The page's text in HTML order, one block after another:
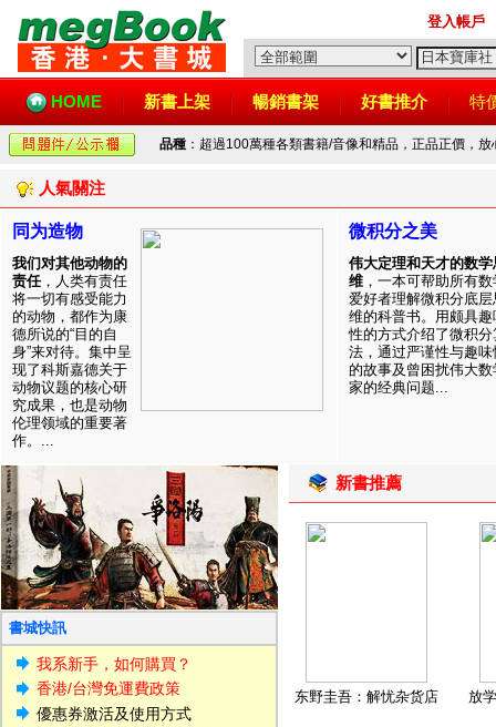
登入帳戶
HOME 新書上架 暢銷書架 好書推介 特
品種 ：超過100萬種各類書籍/音像和精品，正品正價，
人氣關注
同为造物
我们对其他动物的
责任，人类有责任
将一切有感受能力
的动物，都作为康
德所说的“目的自
身”来对待。集中呈
现了科斯嘉德关于
动物议题的核心研
究成果，也是动物
伦理领域的重要著
作。...
微积分之美
伟大定理和天才的数学
维 ，一本可帮助所有数
爱好者理解微积分底层
维的科普书。用颇具趣
性的方式介绍了微积分
法，通过严谨性与趣味
的故事及曾困扰伟大数
家的经典问题...
書城快訊
我系新手，如何購買？
香港/台灣免運費政策
優惠券激活及使用方式
新書推薦
东野圭吾：解忧杂货店 放